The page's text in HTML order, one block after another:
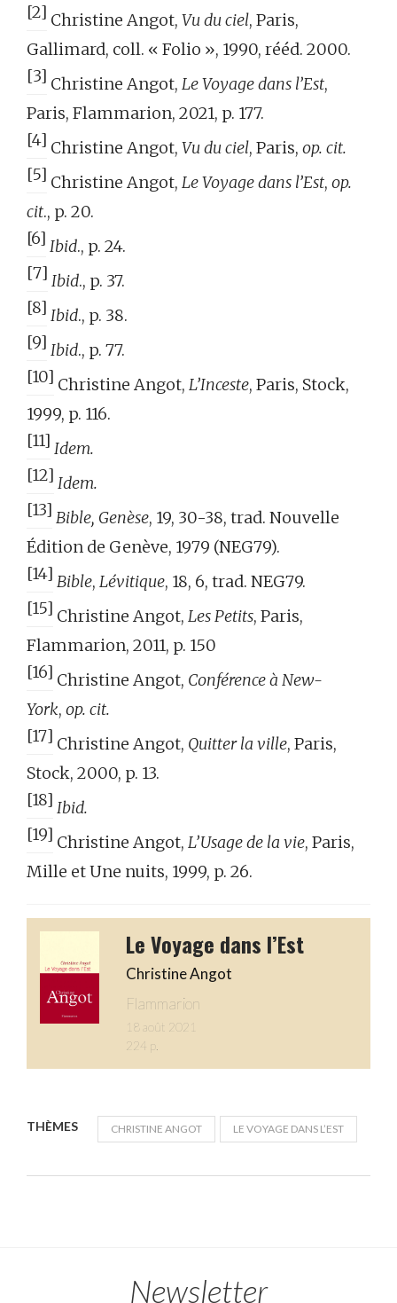
[2] Christine Angot, Vu du ciel, Paris,
Gallimard, coll. « Folio », 1990, rééd. 2000.
[3] Christine Angot, Le Voyage dans l’Est,
Paris, Flammarion, 2021, p. 177.
[4] Christine Angot, Vu du ciel, Paris, op. cit.
[5] Christine Angot, Le Voyage dans l’Est, op.
cit., p. 20.
[6] Ibid., p. 24.
[7] Ibid., p. 37.
[8] Ibid., p. 38.
[9] Ibid., p. 77.
[10] Christine Angot, L’Inceste, Paris, Stock,
1999, p. 116.
[11] Idem.
[12] Idem.
[13] Bible, Genèse, 19, 30-38, trad. Nouvelle
Édition de Genève, 1979 (NEG79).
[14] Bible, Lévitique, 18, 6, trad. NEG79.
[15] Christine Angot, Les Petits, Paris,
Flammarion, 2011, p. 150
[16] Christine Angot, Conférence à New-
York, op. cit.
[17] Christine Angot, Quitter la ville, Paris,
Stock, 2000, p. 13.
[18] Ibid.
[19] Christine Angot, L’Usage de la vie, Paris,
Mille et Une nuits, 1999, p. 26.
Le Voyage dans l’Est
Christine Angot
Flammarion
18 août 2021
224 p.
THÈMES CHRISTINE ANGOT LE VOYAGE DANS L’EST
Newsletter